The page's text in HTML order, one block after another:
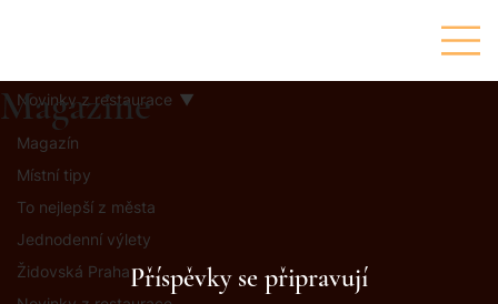
Magazín
Místní tipy
To nejlepší z města
Jednodenní výlety
Židovská Praha
Novinky z restaurace
Příspěvky se připravují
Magazine